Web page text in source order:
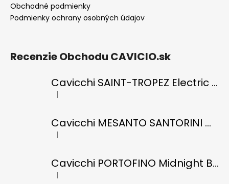
Obchodné podmienky
Podmienky ochrany osobných údajov
Recenzie Obchodu CAVICIO.sk
Cavicchi SAINT-TROPEZ Electric Blue di RICCI
Hodnotenie produktu je 5 z 5 hviezdičiek.
|
Cavicchi MESANTO SANTORINI Oil Green di ROMANO
Hodnotenie produktu je 5 z 5 hviezdičiek.
|
Cavicchi PORTOFINO Midnight Black di RICCI
Hodnotenie produktu je 5 z 5 hviezdičiek.
|